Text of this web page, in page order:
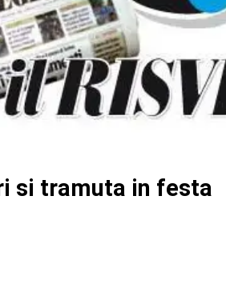
si tramuta in festa